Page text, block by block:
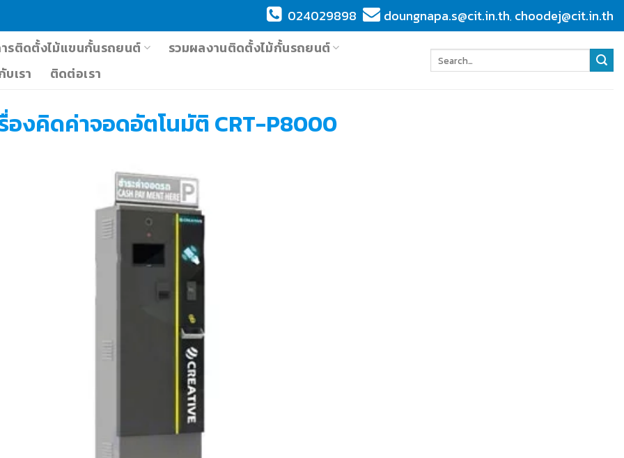
024029898 doungnapa.s@cit.in.th, choodej@cit.in.th
รติดตั้งไม้แขนกั้นรถยนต์
รวมผลงานติดตั้งไม้กั้นรถยนต์
บเรา ติดต่อเรา
องคิดค่าจอดอัตโนมัติ CRT-P8000